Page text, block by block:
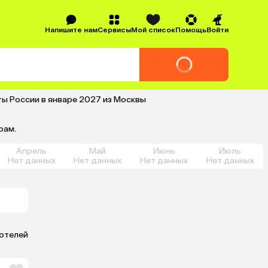
Напишите намСервисыМой списокПомощьВойти
России в январе 2027 из Москвы
Апрель
Нет данных
Май
Нет данных
Июнь
Нет данных
Июль
Нет данных